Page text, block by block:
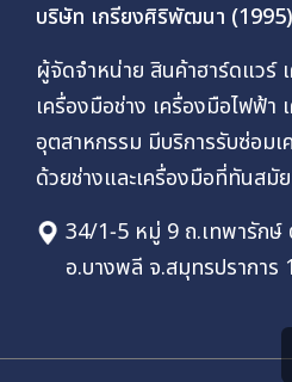
บริษัท เกรียงศิริพัฒนา
ผู้จัดจำหน่าย สินค้าฮาร์ดแวร์
เครื่องมือช่าง เครื่องมือไฟฟ้า
อุตสาหกรรม มีบริการรับซ่อม
ด้วยช่างและเครื่องมือที่ทันสมัย
34/1-5 หมู่ 9 ถ.เทพารัก
อ.บางพลี จ.สมุทรปราการ